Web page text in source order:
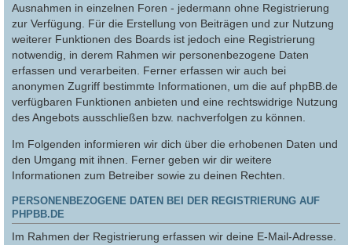
Ausnahmen in einzelnen Foren - jedermann ohne Registrierung
zur Verfügung. Für die Erstellung von Beiträgen und zur Nutzung
weiterer Funktionen des Boards ist jedoch eine Registrierung
notwendig, in derem Rahmen wir personenbezogene Daten
erfassen und verarbeiten. Ferner erfassen wir auch bei
anonymen Zugriff bestimmte Informationen, um die auf phpBB.de
verfügbaren Funktionen anbieten und eine rechtswidrige Nutzung
des Angebots ausschließen bzw. nachverfolgen zu können.
Im Folgenden informieren wir dich über die erhobenen Daten und
den Umgang mit ihnen. Ferner geben wir dir weitere
Informationen zum Betreiber sowie zu deinen Rechten.
PERSONENBEZOGENE DATEN BEI DER REGISTRIERUNG AUF
PHPBB.DE
Im Rahmen der Registrierung erfassen wir deine E-Mail-Adresse.